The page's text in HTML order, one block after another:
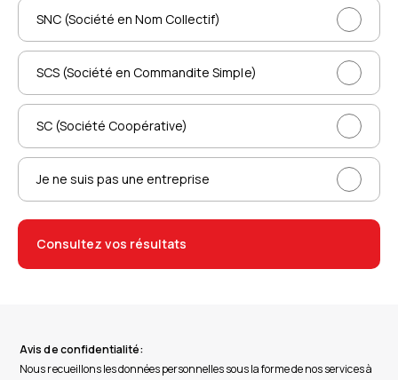
SNC (Société en Nom Collectif)
SCS (Société en Commandite Simple)
SC (Société Coopérative)
Je ne suis pas une entreprise
Consultez vos résultats
Avis de confidentialité:
Nous recueillons les données personnelles sous la forme de nos services à